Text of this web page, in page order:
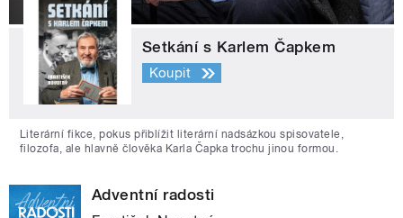
Setkání s Karlem Čapkem
Koupit
Literární fikce, pokus přiblížit literární nadsázkou spisovatele,
filozofa, ale hlavně člověka Karla Čapka trochu jinou formou.
Adventní radosti